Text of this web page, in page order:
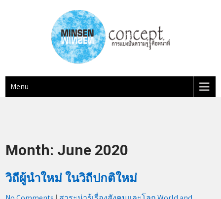
MINSEN Concept
Menu
Month: June 2020
วิถีผู้นำใหม่ ในวิถีปกติใหม่